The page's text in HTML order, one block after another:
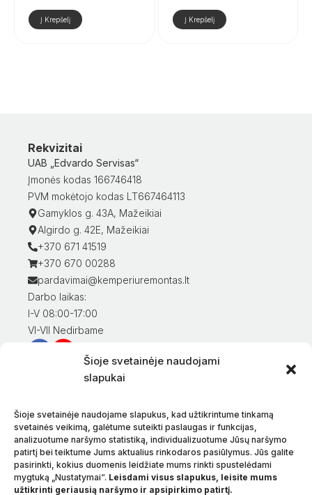
Šioje svetainėje naudojami
slapukai
Šioje svetainėje naudojame slapukus, kad užtikrintume tinkamą
svetainės veikimą, galėtume suteikti paslaugas ir funkcijas,
analizuotume naršymo statistiką, individualizuotume Jūsų naršymo
patirtį bei teiktume Jums aktualius rinkodaros pasiūlymus. Jūs galite
pasirinkti, kokius duomenis leidžiate mums rinkti spustelėdami
mygtuką „Nustatymai“. Leisdami visus slapukus, leisite mums
užtikrinti geriausią naršymo ir apsipirkimo patirtį.
Į Krepšelį Į Krepšelį
Rekvizitai
UAB „Edvardo Servisas“
Įmonės kodas 166746418
PVM mokėtojo kodas LT667464113
Gamyklos g. 43A, Mažeikiai
Algirdo g. 42E, Mažeikiai
+370 671 41519
+370 670 00288
pardavimai@kemperiuremontas.lt
Darbo laikas:
I-V 08:00-17:00
VI-VII Nedirbame
Informacija klientams
Prekių pristatymas
Prekių grąžinimas
Sąlygos ir taisyklės
Privatumo politika
Apie mus